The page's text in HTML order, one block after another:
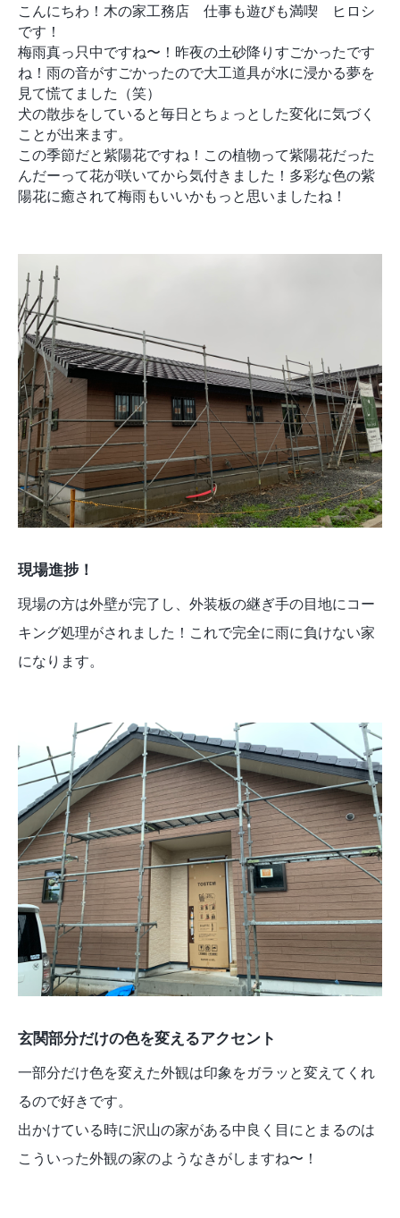
こんにちわ！木の家工務店 仕事も遊びも満喫 ヒロシ
です！
梅雨真っ只中ですね〜！昨夜の土砂降りすごかったです
ね！雨の音がすごかったので大工道具が水に浸かる夢を
見て慌てました（笑）
犬の散歩をしていると毎日とちょっとした変化に気づく
ことが出来ます。
この季節だと紫陽花ですね！この植物って紫陽花だった
んだーって花が咲いてから気付きました！多彩な色の紫
陽花に癒されて梅雨もいいかもっと思いましたね！
現場進捗！
現場の方は外壁が完了し、外装板の継ぎ手の目地にコー
キング処理がされました！これで完全に雨に負けない家
になります。
玄関部分だけの色を変えるアクセント
一部分だけ色を変えた外観は印象をガラッと変えてくれ
るので好きです。
出かけている時に沢山の家がある中良く目にとまるのは
こういった外観の家のようなきがしますね〜！